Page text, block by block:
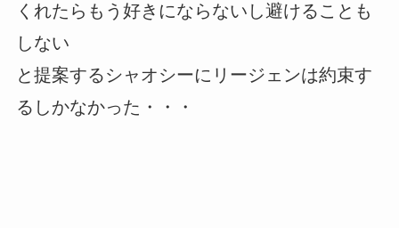
くれたらもう好きにならないし避けることも
しない
と提案するシャオシーにリージェンは約束す
るしかなかった・・・